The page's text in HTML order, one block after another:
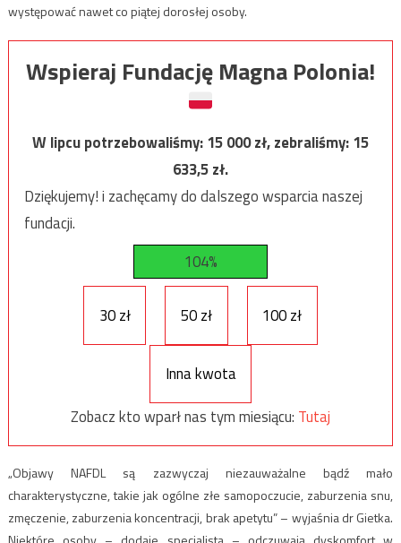
występować nawet co piątej dorosłej osoby.
Wspieraj Fundację Magna Polonia!
W lipcu potrzebowaliśmy:15 000zł, zebraliśmy:15
633,5zł.
Dziękujemy! i zachęcamy do dalszego wsparcia naszej
fundacji.
104%
30 zł 50 zł 100 zł
Inna kwota
Zobacz kto wparł nas tym miesiącu: Tutaj
„Objawy NAFDL są zazwyczaj niezauważalne bądź mało
charakterystyczne, takie jak ogólne złe samopoczucie, zaburzenia snu,
zmęczenie, zaburzenia koncentracji, brak apetytu” – wyjaśnia dr Gietka.